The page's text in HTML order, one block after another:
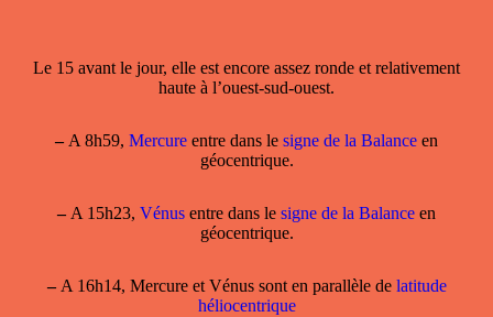
Le 15 avant le jour, elle est encore assez ronde et relativement
haute à l’ouest-sud-ouest.
–A 8h59, Mercure entre dans le signe de la Balance en
géocentrique.
–A 15h23, Vénus entre dans le signe de la Balance en
géocentrique.
–A 16h14, Mercure et Vénus sont en parallèle de latitude
héliocentrique